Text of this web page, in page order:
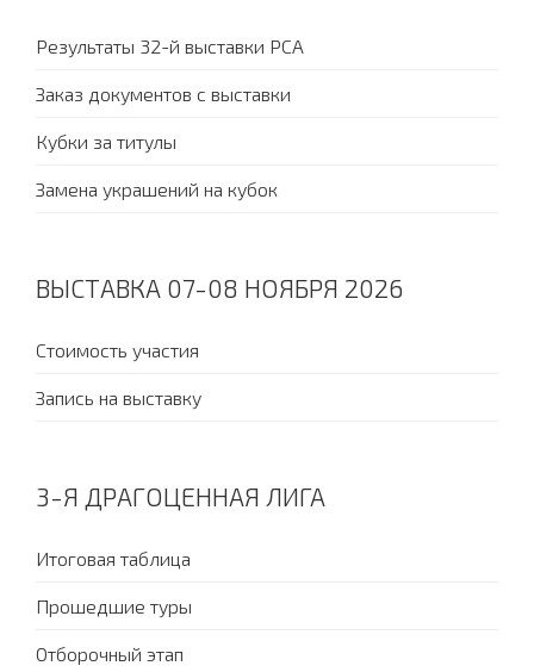
Результаты 32-й выставки PCA
Заказ документов с выставки
Кубки за титулы
Замена украшений на кубок
ВЫСТАВКА 07-08 НОЯБРЯ 2026
Стоимость участия
Запись на выставку
3-Я ДРАГОЦЕННАЯ ЛИГА
Итоговая таблица
Прошедшие туры
Отборочный этап